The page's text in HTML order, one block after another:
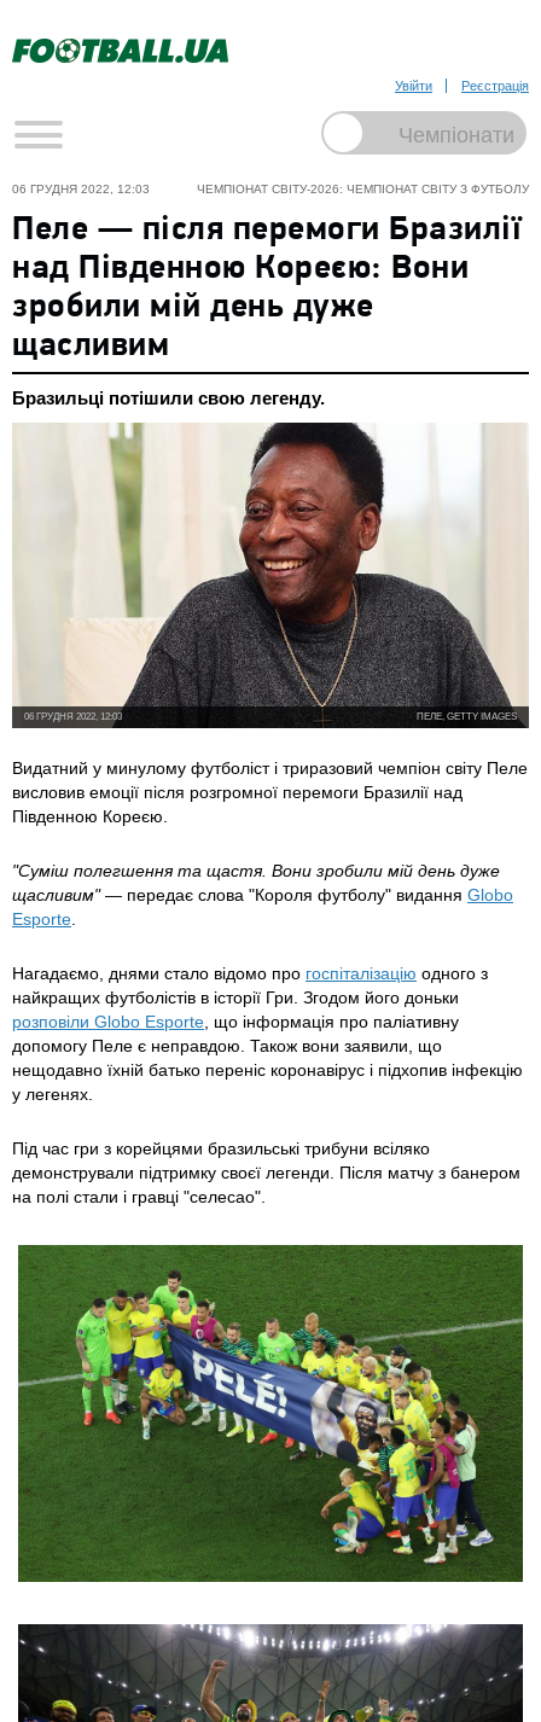
Увійти Реєстрація
ЧЕМПІОНАТ СВІТУ-2026: ЧЕМПІОНАТ СВІТУ З ФУТБОЛУ
06 ГРУДНЯ 2022, 12:03
Пеле — після перемоги Бразилії
над Південною Кореєю: Вони
зробили мій день дуже
щасливим
Бразильці потішили свою легенду.
ПЕЛЕ, GETTY IMAGES
06 ГРУДНЯ 2022, 12:03
Видатний у минулому футболіст і триразовий чемпіон світу Пеле
висловив емоції після розгромної перемоги Бразилії над
Південною Кореєю.
"Суміш полегшення та щастя. Вони зробили мій день дуже
щасливим"— передає слова "Короля футболу" видання Globo
Esporte.
Нагадаємо, днями стало відомо про госпіталізацію одного з
найкращих футболістів в історії Гри. Згодом його доньки
розповіли Globo Esporte, що інформація про паліативну
допомогу Пеле є неправдою. Також вони заявили, що
нещодавно їхній батько переніс коронавірус і підхопив інфекцію
у легенях.
Під час гри з корейцями бразильські трибуни всіляко
демонстрували підтримку своєї легенди. Після матчу з банером
на полі стали і гравці "селесао".